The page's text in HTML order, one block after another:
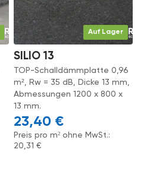
Auf Lager
SILIO 13
TOP-Schalldämmplatte 0,96
m², Rw = 35 dB, Dicke 13 mm,
Abmessungen 1200 x 800 x
13 mm.
23,40 €
Preis pro m² ohne MwSt.:
20,31 €